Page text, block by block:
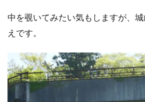
中を覗いてみたい気もしますが、
えです。